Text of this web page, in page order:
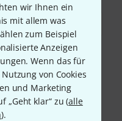
wir Ihnen ein
mit allem was
zum Beispiel
Anzeigen
Wenn das für
von Cookies
und Marketing
„Geht klar“ zu (alle
).
per Nachnahme,
Sofort bezahlen